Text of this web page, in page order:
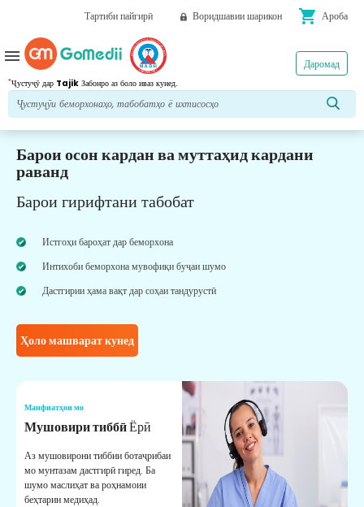
Тартиби пайгирӣ Воридшавии шарикон shopping_cart Ароба
*Ҷустуҷӯ дар Tajik Забонро аз боло иваз кунед.
Даромад
menu
Барои осон кардан ва муттаҳид кардани
раванд
Барои гирифтани табобат
Истгоҳи бароҳат дар беморхона
Интихоби беморхона мувофиқи буҷаи шумо
Дастгирии ҳама вақт дар соҳаи тандурустӣ
Ҳоло машварат кунед
Манфиатҳои мо
Мушовири тиббӣЁрӣ
Аз мушовирони тиббии ботаҷрибаи
мо мунтазам дастгирӣ гиред. Ба
шумо маслиҳат ва роҳнамоии
беҳтарин медиҳад.